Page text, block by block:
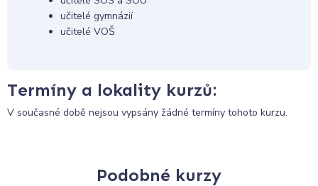
učitelé gymnázií
učitelé VOŠ
Termíny a lokality kurzů:
V současné době nejsou vypsány žádné termíny tohoto kurzu.
Podobné kurzy